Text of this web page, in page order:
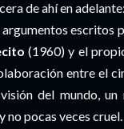
de ahí en
escritos
(1960) y el
entre el
del mundo,
no pocas veces cruel.